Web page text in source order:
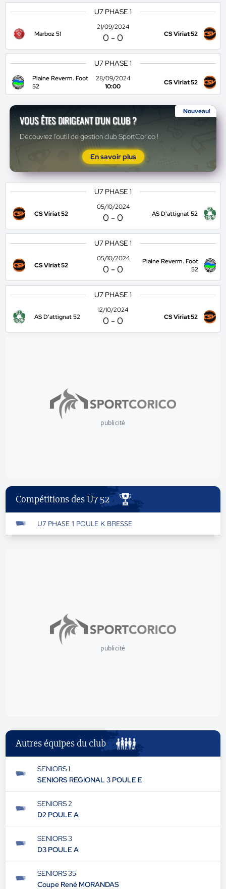
U7 PHASE 1
Marboz 51
21/09/2024
0 -0 CS Viriat 52
U7 PHASE 1
Plaine Reverm. Foot
52
28/09/2024
10:00
CS Viriat 52
Nouveau!
VOUS ÊTES DIRIGEANT D'UN CLUB ?
Découvrez l'outil de gestion club SportCorico !
En savoir plus
U7 PHASE 1
CS Viriat 52
05/10/2024
0 -0 AS D'attignat 52
U7 PHASE 1
CS Viriat 52
05/10/2024
0 -0
Plaine Reverm. Foot
52
U7 PHASE 1
AS D'attignat 52
12/10/2024
0 -0 CS Viriat 52
publicité
Compétitions des U7 52
U7 PHASE 1 POULE K BRESSE
publicité
Autres équipes du club
SENIORS 1
SENIORS REGIONAL 3 POULE E
SENIORS 2
D2 POULE A
SENIORS 3
D3 POULE A
SENIORS 35
Coupe René MORANDAS